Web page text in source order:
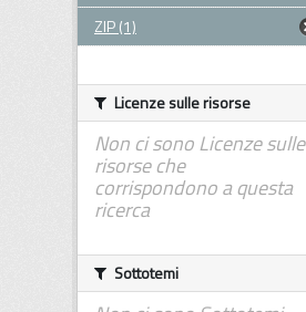
ZIP (1)
Licenze sulle risorse
Non ci sono Licenze sulle
risorse che
corrispondono a questa
ricerca
Sottotemi